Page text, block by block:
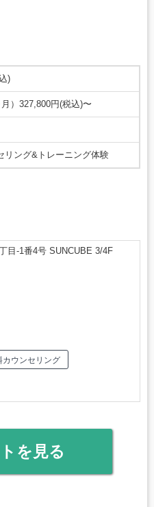
)
）327,800円(税込)〜
リング&トレーニング体験
目-1番4号 SUNCUBE 3/4F
カウンセリング
を見る